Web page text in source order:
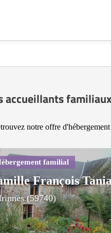
accueillants
notre offre
François
(59740)